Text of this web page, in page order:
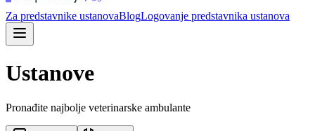
Za predstavnike ustanovaBlogLogovanje predstavnika ustanova
Ustanove
Pronađite najbolje veterinarske ambulante